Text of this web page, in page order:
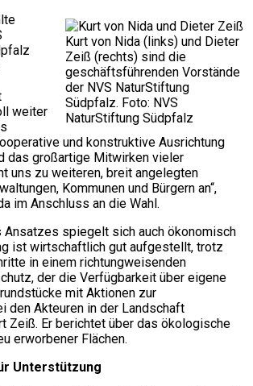
Kurt von Nida (links) und Dieter
Zeiß (rechts) sind die
geschäftsführenden Vorstände
der NVS NaturStiftung
Südpfalz. Foto: NVS
NaturStiftung Südpfalz
weiter
und konstruktive Ausrichtung
das großartige Mitwirken vieler
uns zu weiteren, breit angelegten
Kommunen und Bürgern an“,
im Anschluss an die Wahl.
Ansatzes spiegelt sich auch ökonomisch
ist wirtschaftlich gut aufgestellt, trotz
in einem richtungweisenden
der die Verfügbarkeit über eigene
mit Aktionen zur
den Akteuren in der Landschaft
Zeiß. Er berichtet über das ökologische
erworbener Flächen.
Unterstützung